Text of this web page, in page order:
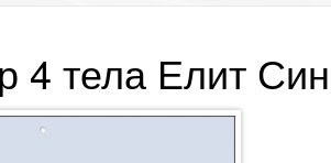
4 тела Елит